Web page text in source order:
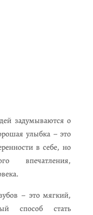
задумываются о
улыбка – это
в себе, но
впечатления,
– это мягкий,
способ стать